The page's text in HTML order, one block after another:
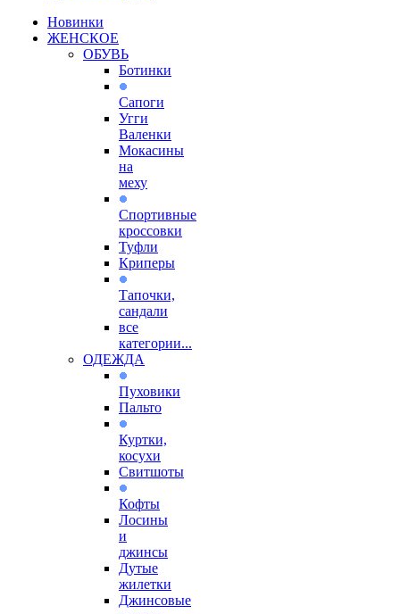
Новинки
ЖЕНСКОЕ
ОБУВЬ
Ботинки
Сапоги
Угги
Валенки
Мокасины
на
меху
Спортивные
кроссовки
Туфли
Криперы
Тапочки,
сандали
все
категории...
ОДЕЖДА
Пуховики
Пальто
Куртки,
косухи
Свитшоты
Кофты
Лосины
и
джинсы
Дутые
жилетки
Джинсовые